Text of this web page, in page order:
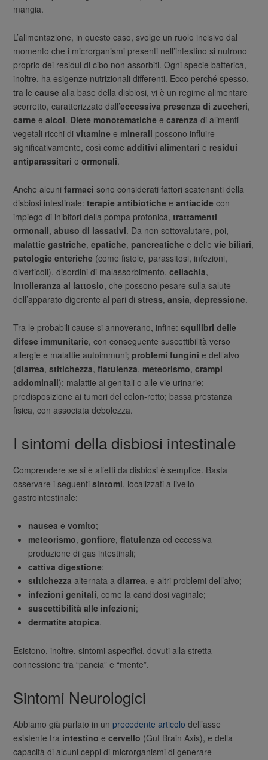
mangia.
L’alimentazione, in questo caso, svolge un ruolo incisivo dal
momento che i microrganismi presenti nell’intestino si nutrono
proprio dei residui di cibo non assorbiti. Ogni specie batterica,
inoltre, ha esigenze nutrizionali differenti. Ecco perché spesso,
tra lecause alla base della disbiosi, vi è un regime alimentare
scorretto, caratterizzato dall’eccessiva presenza di zuccheri,
carne ealcol. Diete monotematiche ecarenza di alimenti
vegetali ricchi divitamine e minerali possono influire
significativamente, così comeadditivi alimentarie residui
antiparassitari oormonali.
Anche alcunifarmaci sono considerati fattori scatenanti della
disbiosi intestinale:terapie antibiotiche eantiacide con
impiego di inibitori della pompa protonica,trattamenti
ormonali,abuso di lassativi. Da non sottovalutare, poi,
malattie gastriche,epatiche, pancreatiche e dellevie biliari,
patologie enteriche (come fistole, parassitosi, infezioni,
diverticoli), disordini di malassorbimento,celiachia,
intolleranza al lattosio, che possono pesare sulla salute
dell’apparato digerente al pari distress,ansia,depressione.
Tra le probabili cause si annoverano, infine:squilibri delle
difese immunitarie, con conseguente suscettibilità verso
allergie e malattie autoimmuni; problemi fungini e dell’alvo
(diarrea,stitichezza,flatulenza, meteorismo,crampi
addominali); malattie ai genitali o alle vie urinarie;
predisposizione ai tumori del colon-retto; bassa prestanza
fisica, con associata debolezza.
I sintomi della disbiosi intestinale
Comprendere se si è affetti da disbiosi è semplice. Basta
osservare i seguentisintomi, localizzati a livello
gastrointestinale:
nausea evomito;
meteorismo,gonfiore,flatulenza ed eccessiva
produzione di gas intestinali;
cattiva digestione;
stitichezza alternata adiarrea, e altri problemi dell’alvo;
infezioni genitali, come la candidosi vaginale;
suscettibilità alle infezioni;
dermatite atopica.
Esistono, inoltre, sintomi aspecifici, dovuti alla stretta
connessione tra “pancia” e “mente”.
Sintomi Neurologici
Abbiamo già parlato in unprecedente articolo dell’asse
esistente tra intestino ecervello (Gut Brain Axis), e della
capacità di alcuni ceppi di microrganismi di generare